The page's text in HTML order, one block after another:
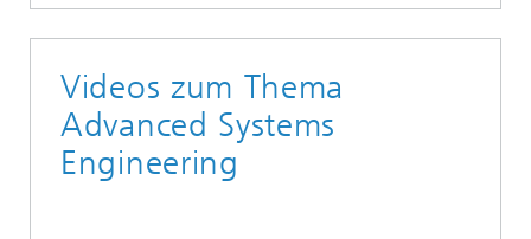
Videos zum Thema
Advanced Systems
Engineering